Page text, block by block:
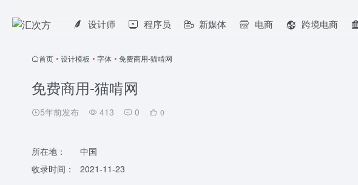
设计师 程序员 新媒体 电商 跨境电商
首页 • 设计模板 • 字体 • 免费商用-猫啃网
免费商用-猫啃网
5年前发布 413 0 0
所在地：
中国
收录时间：
2021-11-23